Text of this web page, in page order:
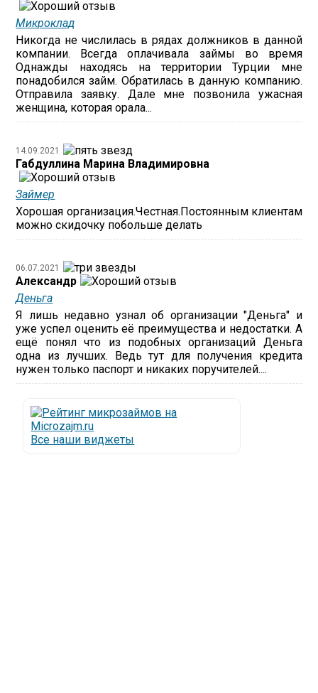
Микроклад
Никогда не числилась в рядах должников в данной
компании. Всегда оплачивала займы во время
Однажды находясь на территории Турции мне
понадобился займ. Обратилась в данную компанию.
Отправила заявку. Дале мне позвонила ужасная
женщина, которая орала...
14.09.2021
Габдуллина Марина Владимировна
Займер
Хорошая организация.Честная.Постоянным клиентам
можно скидочку побольше делать
06.07.2021
Александр
Деньга
Я лишь недавно узнал об организации "Деньга" и
уже успел оценить её преимущества и недостатки. А
ещё понял что из подобных организаций Деньга
одна из лучших. Ведь тут для получения кредита
нужен только паспорт и никаких поручителей....
Все наши виджеты